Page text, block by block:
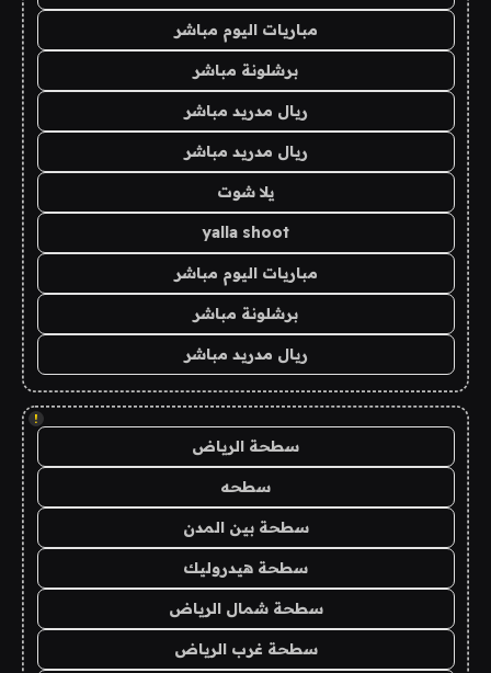
مباريات اليوم مباشر
برشلونة مباشر
ريال مدريد مباشر
ريال مدريد مباشر
يلا شوت
yalla shoot
مباريات اليوم مباشر
برشلونة مباشر
ريال مدريد مباشر
!
سطحة الرياض
سطحه
سطحة بين المدن
سطحة هيدروليك
سطحة شمال الرياض
سطحة غرب الرياض